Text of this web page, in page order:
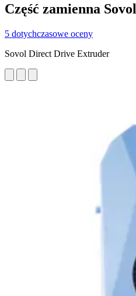
Część zamienna Sovol
5 dotychczasowe oceny
Sovol Direct Drive Extruder